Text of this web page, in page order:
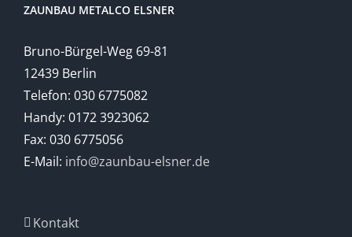
ZAUNBAU METALCO ELSNER
Bruno-Bürgel-Weg 69-81
12439 Berlin
Telefon: 030 6775082
Handy: 0172 3923062
Fax: 030 6775056
E-Mail: info@zaunbau-elsner.de
Kontakt